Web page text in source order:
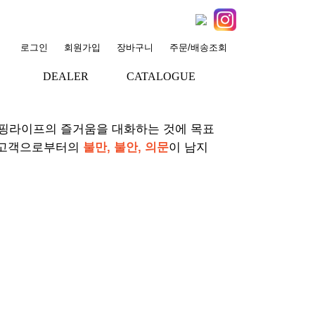
로그인 회원가입 장바구니 주문/배송조회
DEALER
CATALOGUE
라이프의 즐거움을 대화하는 것에 목표
객으로부터의 불만, 불안, 의문이 남지